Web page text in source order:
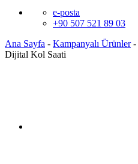
e-posta
+90 507 521 89 03
Ana Sayfa - Kampanyalı Ürünler-
Dijital Kol Saati